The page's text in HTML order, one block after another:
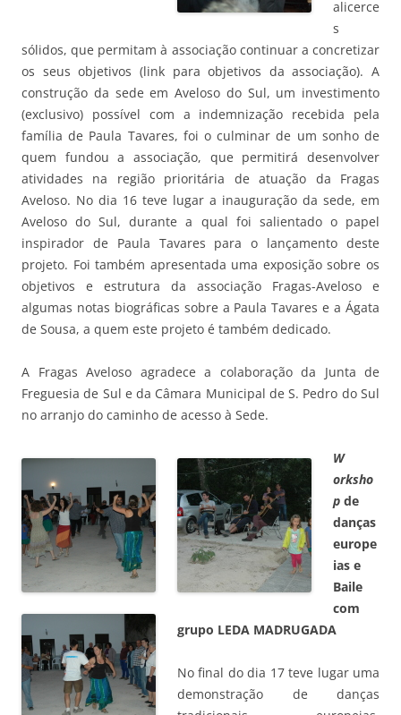
alicerce
s
sólidos, que permitam à associação continuar a concretizar
os seus objetivos (link para objetivos da associação). A
construção da sede em Aveloso do Sul, um investimento
(exclusivo) possível com a indemnização recebida pela
família de Paula Tavares, foi o culminar de um sonho de
quem fundou a associação, que permitirá desenvolver
atividades na região prioritária de atuação da Fragas
Aveloso. No dia 16 teve lugar a inauguração da sede, em
Aveloso do Sul, durante a qual foi salientado o papel
inspirador de Paula Tavares para o lançamento deste
projeto. Foi também apresentada uma exposição sobre os
objetivos e estrutura da associação Fragas-Aveloso e
algumas notas biográficas sobre a Paula Tavares e a Ágata
de Sousa, a quem este projeto é também dedicado.
A Fragas Aveloso agradece a colaboração da Junta de
Freguesia de Sul e da Câmara Municipal de S. Pedro do Sul
no arranjo do caminho de acesso à Sede.
W
orksho
p de
danças
europe
ias e
Baile
com
grupo LEDA MADRUGADA
No final do dia 17 teve lugar uma
demonstração de danças